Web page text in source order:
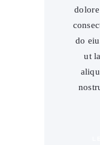
do
ut